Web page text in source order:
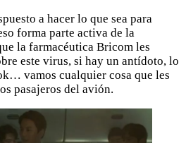
a hacer lo que sea para
forma parte activa de la
la farmacéutica Bricom les
este virus, si hay un antídoto, lo
vamos cualquier cosa que les
pasajeros del avión.